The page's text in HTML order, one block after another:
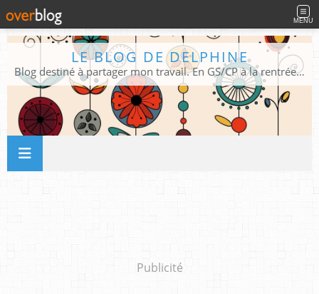
MENU
LE BLOG DE DELPHINE
Blog destiné à partager mon travail. En GS/CP à la rentrée 2026/2027 !
Publicité